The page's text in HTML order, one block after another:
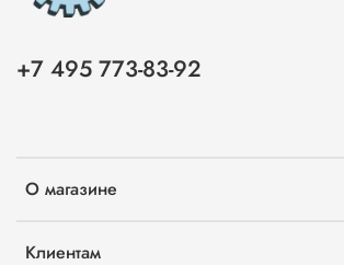
О магазине
Клиентам
+7 495 773-83-92